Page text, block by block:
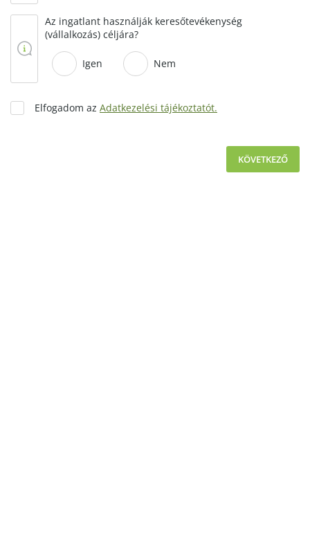
Az ingatlant használják keresőtevékenység
(vállalkozás) céljára?
Igen Nem
Elfogadom az Adatkezelési tájékoztatót.
KÖVETKEZŐ